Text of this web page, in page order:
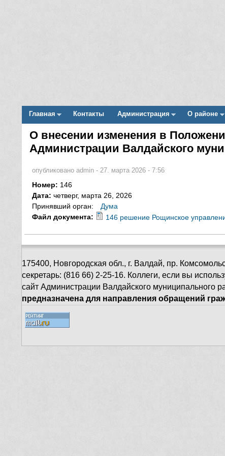
Main menu
Главная Контакты Администрация О районе
Вы здесь
О внесении изменения в
Администрации Валдайского
опубликовано admin - 27. марта 2026 - 7:56
Номер: 146
Дата: четверг, марта 26, 2026
Принявший орган:
Дума
Файл документа:
146 решение Рощинское
175400, Новгородская обл., г. Валдай, пр.
секретарь: (816 66) 2-25-16. Коллеги, если вы
сайт Администрации Валдайского муниципального
предназначена для направления обращений